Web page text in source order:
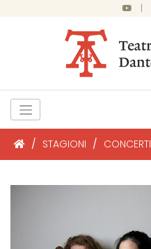
|
/ STAGIONI / CONCERTI